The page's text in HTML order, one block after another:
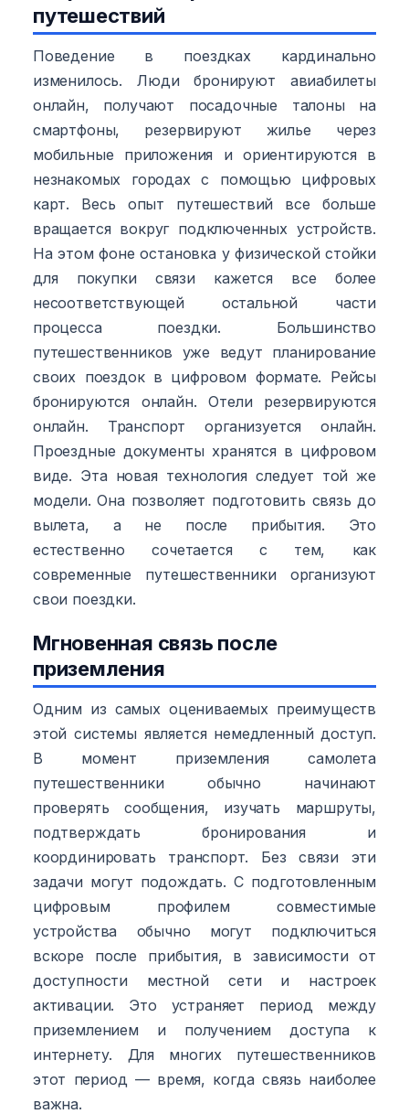
путешествий
Поведение в поездках кардинально
изменилось. Люди бронируют авиабилеты
онлайн, получают посадочные талоны на
смартфоны, резервируют жилье через
мобильные приложения и ориентируются в
незнакомых городах с помощью цифровых
карт. Весь опыт путешествий все больше
вращается вокруг подключенных устройств.
На этом фоне остановка у физической стойки
для покупки связи кажется все более
несоответствующей остальной части
процесса поездки. Большинство
путешественников уже ведут планирование
своих поездок в цифровом формате. Рейсы
бронируются онлайн. Отели резервируются
онлайн. Транспорт организуется онлайн.
Проездные документы хранятся в цифровом
виде. Эта новая технология следует той же
модели. Она позволяет подготовить связь до
вылета, а не после прибытия. Это
естественно сочетается с тем, как
современные путешественники организуют
свои поездки.
Мгновенная связь после
приземления
Одним из самых оцениваемых преимуществ
этой системы является немедленный доступ.
В момент приземления самолета
путешественники обычно начинают
проверять сообщения, изучать маршруты,
подтверждать бронирования и
координировать транспорт. Без связи эти
задачи могут подождать. С подготовленным
цифровым профилем совместимые
устройства обычно могут подключиться
вскоре после прибытия, в зависимости от
доступности местной сети и настроек
активации. Это устраняет период между
приземлением и получением доступа к
интернету. Для многих путешественников
этот период — время, когда связь наиболее
важна.